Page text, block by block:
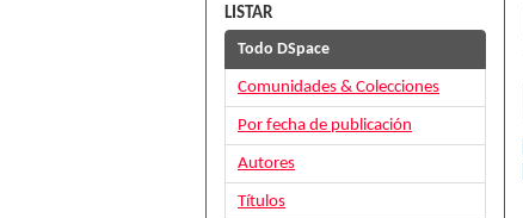
LISTAR
Todo DSpace
Comunidades & Colecciones
Por fecha de publicación
Autores
Títulos